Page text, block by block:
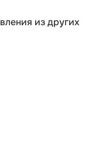
из других